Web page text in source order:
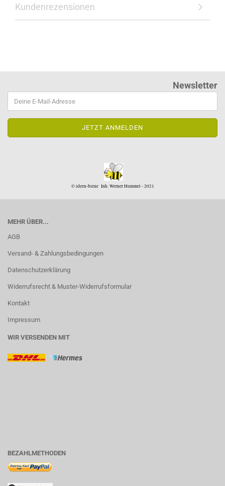
Kundenrezensionen
Newsletter
© ideen-biene Inh. Werner Hummel - 2021
MEHR ÜBER...
AGB
Versand- & Zahlungsbedingungen
Datenschutzerklärung
Widerrufsrecht & Muster-Widerrufsformular
Kontakt
Impressum
WIR VERSENDEN MIT
BEZAHLMETHODEN